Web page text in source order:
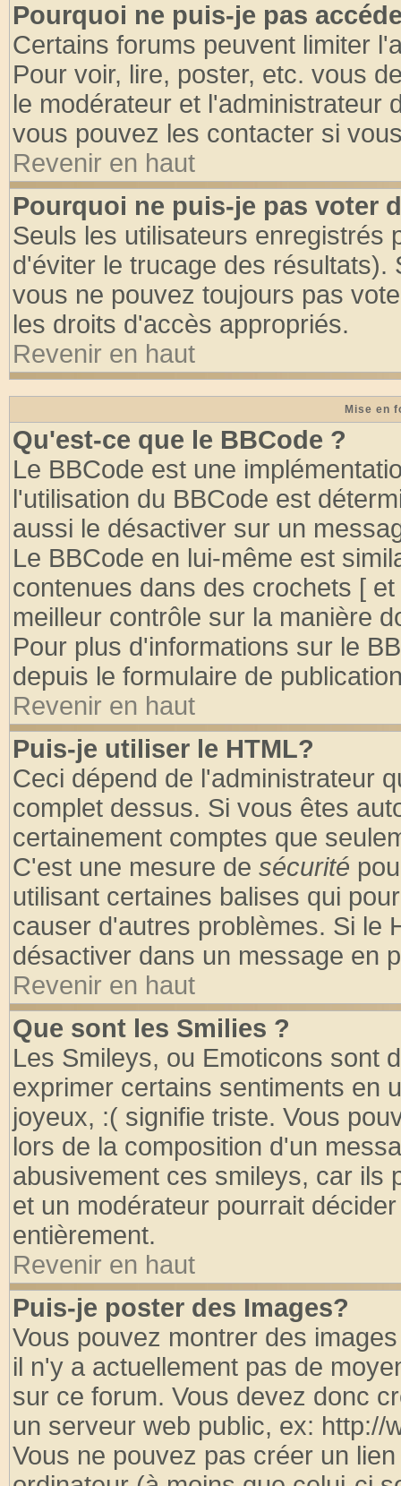
Pourquoi ne puis-je pas
Certains forums peuvent limiter
Pour voir, lire, poster, etc. vous
le modérateur et l'administrateur
vous pouvez les contacter si
Revenir en haut
Pourquoi ne puis-je pas voter
Seuls les utilisateurs enregistrés
d'éviter le trucage des
vous ne pouvez toujours pas
les droits d'accès appropriés.
Revenir en haut
Mise en
Qu'est-ce que le BBCode ?
Le BBCode est une
l'utilisation du BBCode est
aussi le désactiver sur un
Le BBCode en lui-même est
contenues dans des crochets [
meilleur contrôle sur la manière
Pour plus d'informations sur le
depuis le formulaire de
Revenir en haut
Puis-je utiliser le HTML?
Ceci dépend de l'administrateur
complet dessus. Si vous êtes
certainement comptes que
C'est une mesure de sécurité
utilisant certaines balises qui
causer d'autres problèmes. Si le
désactiver dans un message en
Revenir en haut
Que sont les Smilies ?
Les Smileys, ou Emoticons sont
exprimer certains sentiments en
joyeux, :( signifie triste. Vous
lors de la composition d'un
abusivement ces smileys, car ils
et un modérateur pourrait
entièrement.
Revenir en haut
Puis-je poster des Images?
Vous pouvez montrer des
il n'y a actuellement pas de
sur ce forum. Vous devez donc
un serveur web public, ex: http://
Vous ne pouvez pas créer un